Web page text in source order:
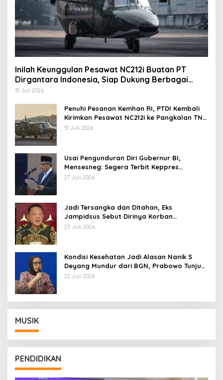
Inilah Keunggulan Pesawat NC212i Buatan PT
Dirgantara Indonesia, Siap Dukung Berbagai
Operasi TNI
31 Juli 2026
Penuhi Pesanan Kemhan RI, PTDI Kembali
Kirimkan Pesawat NC212i ke Pangkalan TNI
AU
31 Juli 2026
Usai Pengunduran Diri Gubernur BI,
Mensesneg: Segera Terbit Keppres
Pemberhentian dengan Hormat
27 Juli 2026
Jadi Tersangka dan Ditahan, Eks
Jampidsus Sebut Dirinya Korban
Kriminalisasi
25 Juli 2026
Kondisi Kesehatan Jadi Alasan Nanik S
Deyang Mundur dari BGN, Prabowo Tunjuk
Wamentan Sudaryono
22 Juli 2026
MUSIK
PENDIDIKAN